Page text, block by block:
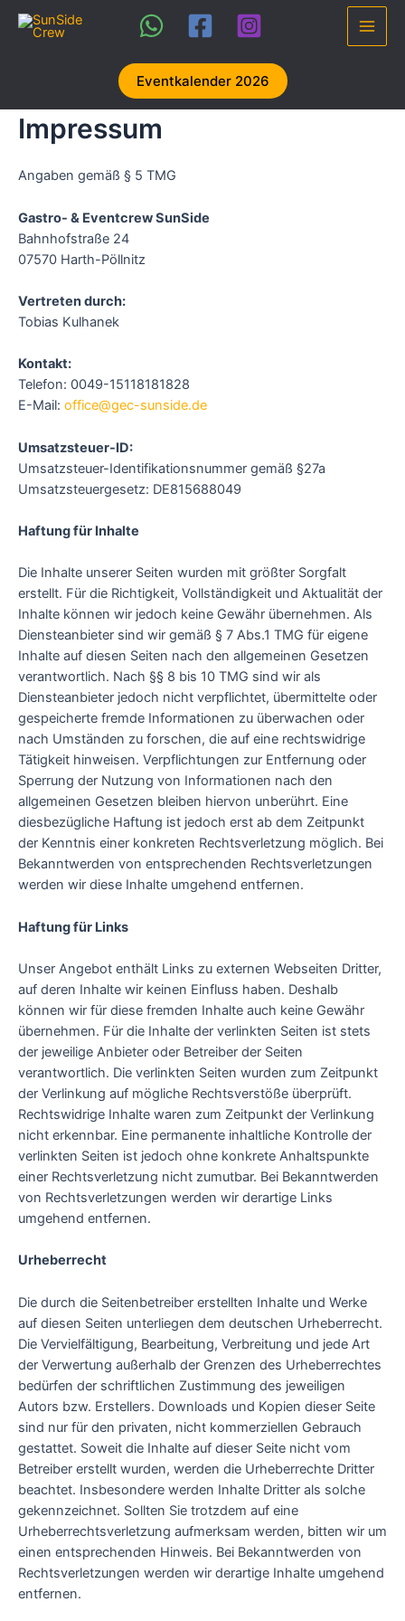
Inhalt
Main
Eventkalender 2026
Impressum
Angaben gemäß § 5 TMG
Gastro- & Eventcrew SunSide
Bahnhofstraße 24
07570 Harth-Pöllnitz
Vertreten durch:
Tobias Kulhanek
Kontakt:
Telefon: 0049-15118181828
E-Mail: office@gec-sunside.de
Umsatzsteuer-ID:
Umsatzsteuer-Identifikationsnummer gemäß §27a
Umsatzsteuergesetz: DE815688049
Haftung für Inhalte
Die Inhalte unserer Seiten wurden mit größter Sorgfalt
erstellt. Für die Richtigkeit, Vollständigkeit und Aktualität der
Inhalte können wir jedoch keine Gewähr übernehmen. Als
Diensteanbieter sind wir gemäß § 7 Abs.1 TMG für eigene
Inhalte auf diesen Seiten nach den allgemeinen Gesetzen
verantwortlich. Nach §§ 8 bis 10 TMG sind wir als
Diensteanbieter jedoch nicht verpflichtet, übermittelte oder
gespeicherte fremde Informationen zu überwachen oder
nach Umständen zu forschen, die auf eine rechtswidrige
Tätigkeit hinweisen. Verpflichtungen zur Entfernung oder
Sperrung der Nutzung von Informationen nach den
allgemeinen Gesetzen bleiben hiervon unberührt. Eine
diesbezügliche Haftung ist jedoch erst ab dem Zeitpunkt
der Kenntnis einer konkreten Rechtsverletzung möglich. Bei
Bekanntwerden von entsprechenden Rechtsverletzungen
werden wir diese Inhalte umgehend entfernen.
Haftung für Links
Unser Angebot enthält Links zu externen Webseiten Dritter,
auf deren Inhalte wir keinen Einfluss haben. Deshalb
können wir für diese fremden Inhalte auch keine Gewähr
übernehmen. Für die Inhalte der verlinkten Seiten ist stets
der jeweilige Anbieter oder Betreiber der Seiten
verantwortlich. Die verlinkten Seiten wurden zum Zeitpunkt
der Verlinkung auf mögliche Rechtsverstöße überprüft.
Rechtswidrige Inhalte waren zum Zeitpunkt der Verlinkung
nicht erkennbar. Eine permanente inhaltliche Kontrolle der
verlinkten Seiten ist jedoch ohne konkrete Anhaltspunkte
einer Rechtsverletzung nicht zumutbar. Bei Bekanntwerden
von Rechtsverletzungen werden wir derartige Links
umgehend entfernen.
Urheberrecht
Die durch die Seitenbetreiber erstellten Inhalte und Werke
auf diesen Seiten unterliegen dem deutschen Urheberrecht.
Die Vervielfältigung, Bearbeitung, Verbreitung und jede Art
der Verwertung außerhalb der Grenzen des Urheberrechtes
bedürfen der schriftlichen Zustimmung des jeweiligen
Autors bzw. Erstellers. Downloads und Kopien dieser Seite
sind nur für den privaten, nicht kommerziellen Gebrauch
gestattet. Soweit die Inhalte auf dieser Seite nicht vom
Betreiber erstellt wurden, werden die Urheberrechte Dritter
beachtet. Insbesondere werden Inhalte Dritter als solche
gekennzeichnet. Sollten Sie trotzdem auf eine
Urheberrechtsverletzung aufmerksam werden, bitten wir um
einen entsprechenden Hinweis. Bei Bekanntwerden von
Rechtsverletzungen werden wir derartige Inhalte umgehend
entfernen.